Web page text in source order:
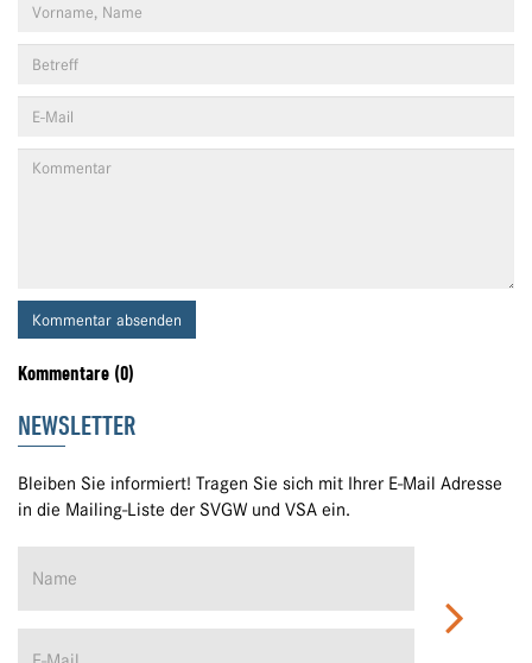
Kommentar absenden
Kommentare (0)
NEWSLETTER
Bleiben Sie informiert! Tragen Sie sich mit Ihrer E-Mail Adresse
in die Mailing-Liste der SVGW und VSA ein.